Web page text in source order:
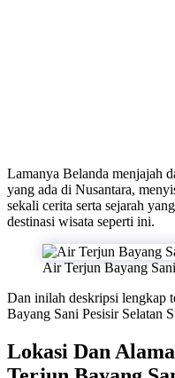
Lamanya Belanda menjajah
yang ada di Nusantara,
sekali cerita serta sejarah
destinasi wisata seperti ini.
Air Terjun Bayang
Dan inilah deskripsi lengkap
Bayang Sani Pesisir Selatan
Lokasi Dan